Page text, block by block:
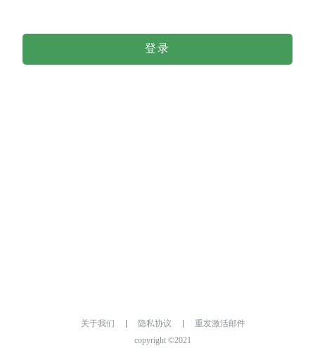
登录
关于我们 隐私协议
重发激活邮件
copyright ©2021